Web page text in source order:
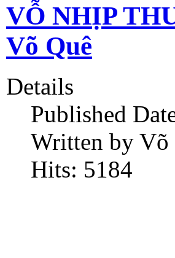
VỖ NHỊP
Võ Quê
Details
Published
Written by Võ
Hits: 5184